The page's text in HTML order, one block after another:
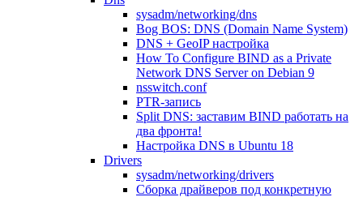
sysadm/networking/dns
Bog BOS: DNS (Domain Name System)
DNS + GeoIP настройка
How To Configure BIND as a Private
Network DNS Server on Debian 9
nsswitch.conf
PTR-запись
Split DNS: заставим BIND работать на
два фронта!
Настройка DNS в Ubuntu 18
Drivers
sysadm/networking/drivers
Сборка драйверов под конкретную